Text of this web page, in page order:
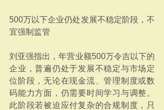
500万以下企业仍处发展不稳定阶段，不
宜强制监管
刘亚强指出，年营业额500万令吉以下的
企业，普遍仍处于发展不稳定与市场定
位阶段，无论在现金流、管理制度或数
码能力方面，仍需要时间学习与调整。
此阶段若被迫应付复杂的合规制度，只